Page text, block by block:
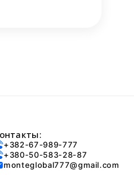
+382-67-989-777
+380-50-583-28-87
monteglobal777@gmail.com